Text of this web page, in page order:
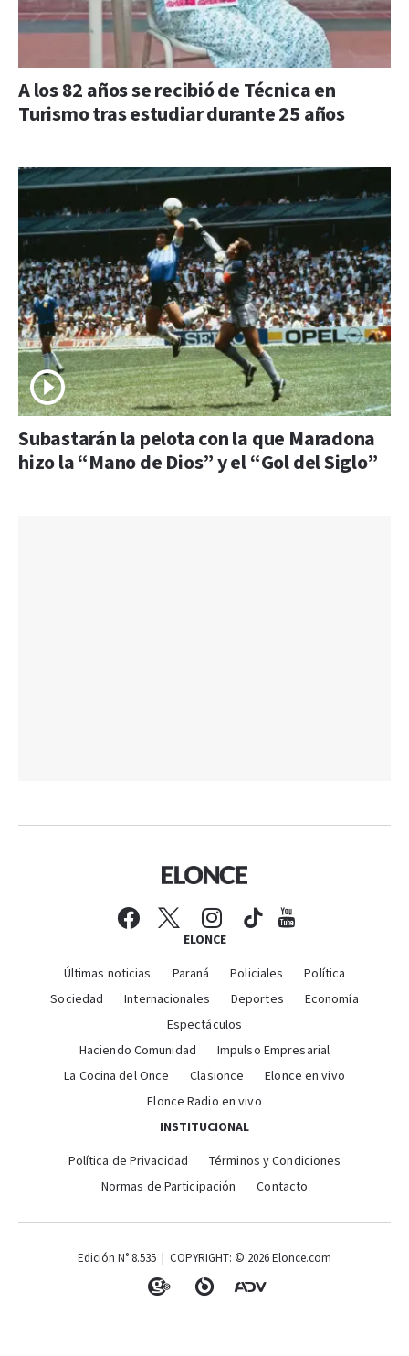
A los 82 años se recibió de Técnica en
Turismo tras estudiar durante 25 años
Subastarán la pelota con la que Maradona
hizo la “Mano de Dios” y el “Gol del Siglo”
ELONCE
Últimas noticias Paraná Policiales
Política
Sociedad
Internacionales Deportes
Economía
Espectáculos
Haciendo Comunidad
Impulso Empresarial
La Cocina del Once
Clasionce
Elonce en vivo
Elonce Radio en vivo
INSTITUCIONAL
Política de Privacidad
Términos y Condiciones
Normas de Participación
Contacto
Edición N° 8.535 | COPYRIGHT: © 2026 Elonce.com